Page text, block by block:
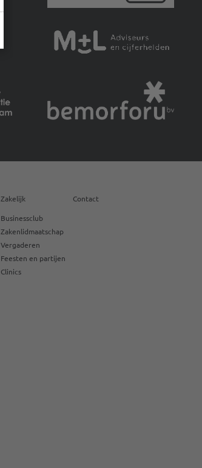
Zakelijk
Businessclub
Zakenlidmaatschap
Vergaderen
Feesten en partijen
Clinics
Contact